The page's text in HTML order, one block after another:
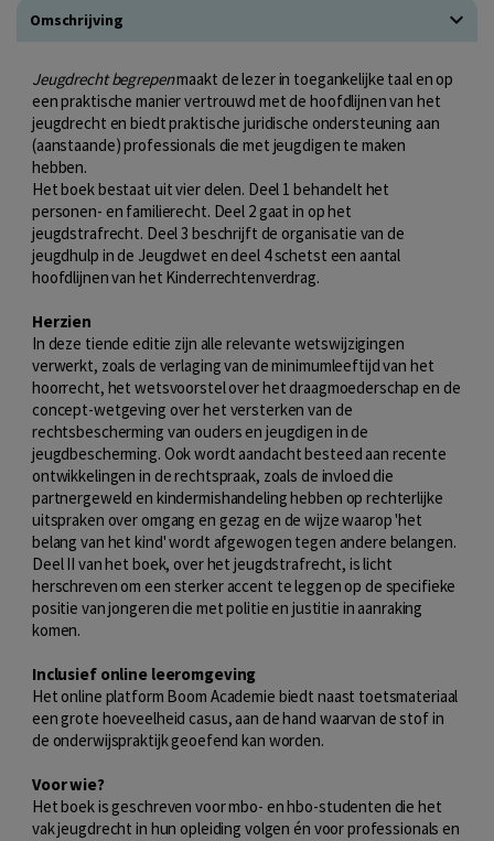
Omschrijving
Jeugdrecht begrepenmaakt de lezer in toegankelijke taal en op
een praktische manier vertrouwd met de hoofdlijnen van het
jeugdrecht en biedt praktische juridische ondersteuning aan
(aanstaande) professionals die met jeugdigen te maken
hebben.
Het boek bestaat uit vier delen. Deel 1 behandelt het
personen- en familierecht. Deel 2 gaat in op het
jeugdstrafrecht. Deel 3 beschrijft de organisatie van de
jeugdhulp in de Jeugdwet en deel 4 schetst een aantal
hoofdlijnen van het Kinderrechtenverdrag.
Herzien
In deze tiende editie zijn alle relevante wetswijzigingen
verwerkt, zoals de verlaging van de minimumleeftijd van het
hoorrecht, het wetsvoorstel over het draagmoederschap en de
concept-wetgeving over het versterken van de
rechtsbescherming van ouders en jeugdigen in de
jeugdbescherming. Ook wordt aandacht besteed aan recente
ontwikkelingen in de rechtspraak, zoals de invloed die
partnergeweld en kindermishandeling hebben op rechterlijke
uitspraken over omgang en gezag en de wijze waarop 'het
belang van het kind' wordt afgewogen tegen andere belangen.
Deel II van het boek, over het jeugdstrafrecht, is licht
herschreven om een sterker accent te leggen op de specifieke
positie van jongeren die met politie en justitie in aanraking
komen.
Inclusief online leeromgeving
Het online platform Boom Academie biedt naast toetsmateriaal
een grote hoeveelheid casus, aan de hand waarvan de stof in
de onderwijspraktijk geoefend kan worden.
Voor wie?
Het boek is geschreven voor mbo- en hbo-studenten die het
vak jeugdrecht in hun opleiding volgen én voor professionals en